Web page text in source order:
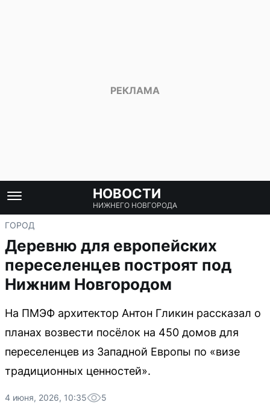
НОВОСТИ
НИЖНЕГО НОВГОРОДА
ГОРОД
Деревню для европейских
переселенцев построят под
Нижним Новгородом
На ПМЭФ архитектор Антон Гликин рассказал о
планах возвести посёлок на 450 домов для
переселенцев из Западной Европы по «визе
традиционных ценностей».
4 июня, 2026, 10:35 5